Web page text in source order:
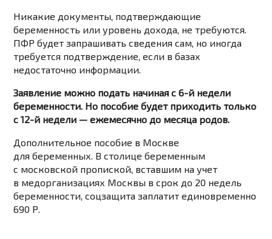
Никакие документы, подтверждающие
беременность или уровень дохода, не требуются.
ПФР будет запрашивать сведения сам, но иногда
требуется подтверждение, если в базах
недостаточно информации.
Заявление можно подать начиная с 6-й недели
беременности. Но пособие будет приходить только
с 12-й недели — ежемесячно до месяца родов.
Дополнительное пособие в Москве
для беременных. В столице беременным
с московской пропиской, вставшим на учет
в медорганизациях Москвы в срок до 20 недель
беременности, соцзащита заплатит единовременно
690 Р.